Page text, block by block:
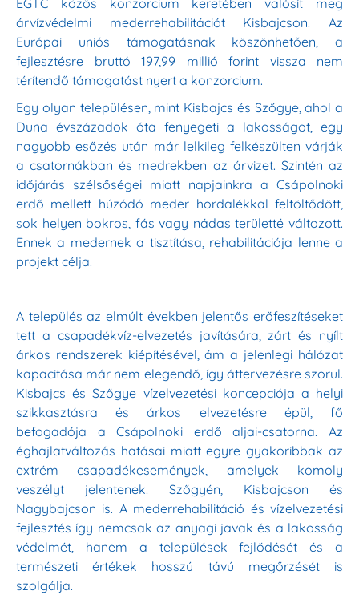
árvízvédelmi mederrehabilitációt Kisbajcson. Az
Európai uniós támogatásnak köszönhetően, a
fejlesztésre bruttó 197,99 millió forint vissza nem
térítendő támogatást nyert a konzorcium.
Egy olyan településen, mint Kisbajcs és Szőgye, ahol a
Duna évszázadok óta fenyegeti a lakosságot, egy
nagyobb esőzés után már lelkileg felkészülten várják
a csatornákban és medrekben az árvizet. Szintén az
időjárás szélsőségei miatt napjainkra a Csápolnoki
erdő mellett húzódó meder hordalékkal feltöltődött,
sok helyen bokros, fás vagy nádas területté változott.
Ennek a medernek a tisztítása, rehabilitációja lenne a
projekt célja.
A település az elmúlt években jelentős erőfeszítéseket
tett a csapadékvíz-elvezetés javítására, zárt és nyílt
árkos rendszerek kiépítésével, ám a jelenlegi hálózat
kapacitása már nem elegendő, így áttervezésre szorul.
Kisbajcs és Szőgye vízelvezetési koncepciója a helyi
szikkasztásra és árkos elvezetésre épül, fő
befogadója a Csápolnoki erdő aljai-csatorna. Az
éghajlatváltozás hatásai miatt egyre gyakoribbak az
extrém csapadékesemények, amelyek komoly
veszélyt jelentenek: Szőgyén, Kisbajcson és
Nagybajcson is. A mederrehabilitáció és vízelvezetési
fejlesztés így nemcsak az anyagi javak és a lakosság
védelmét, hanem a települések fejlődését és a
természeti értékek hosszú távú megőrzését is
szolgálja.